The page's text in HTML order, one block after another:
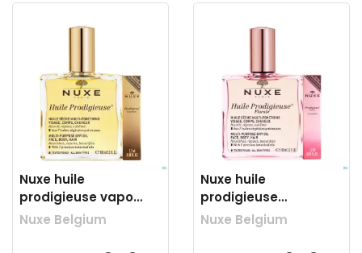
Nuxe huile
prodigieuse vapo
100ml+parf.1,2ml grat.
Nuxe Belgium
Nuxe huile
prodigieuse
flor.100ml+parf.1,2ml
Nuxe Belgium